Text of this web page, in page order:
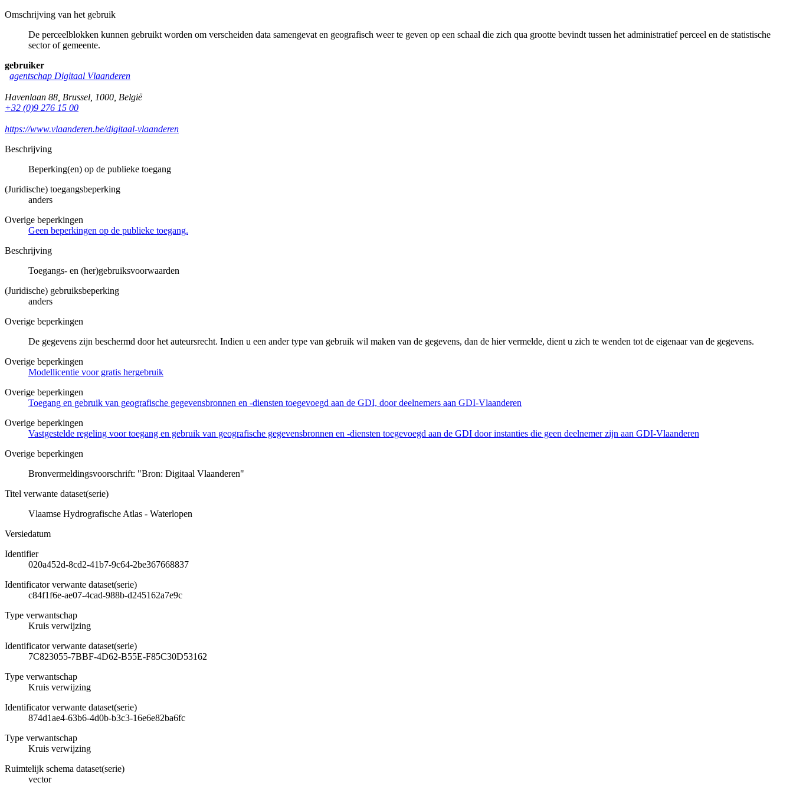
Omschrijving van het gebruik
De perceelblokken kunnen gebruikt worden om verscheiden data samengevat en geografisch weer te geven op een schaal die zich qua grootte bevindt tussen het administratief perceel en de statistische
sector of gemeente.
gebruiker
agentschap Digitaal Vlaanderen
Havenlaan 88 Brussel 1000 België
+32 (0)9 276 15 00
https://www.vlaanderen.be/digitaal-vlaanderen
Beschrijving
Beperking(en) op de publieke toegang
(Juridische) toegangsbeperking
anders
Overige beperkingen
Geen beperkingen op de publieke toegang.
Beschrijving
Toegangs- en (her)gebruiksvoorwaarden
(Juridische) gebruiksbeperking
anders
Overige beperkingen
De gegevens zijn beschermd door het auteursrecht. Indien u een ander type van gebruik wil maken van de gegevens, dan de hier vermelde, dient u zich te wenden tot de eigenaar van de gegevens.
Overige beperkingen
Modellicentie voor gratis hergebruik
Overige beperkingen
Toegang en gebruik van geografische gegevensbronnen en -diensten toegevoegd aan de GDI, door deelnemers aan GDI-Vlaanderen
Overige beperkingen
Vastgestelde regeling voor toegang en gebruik van geografische gegevensbronnen en -diensten toegevoegd aan de GDI door instanties die geen deelnemer zijn aan GDI-Vlaanderen
Overige beperkingen
Bronvermeldingsvoorschrift: "Bron: Digitaal Vlaanderen"
Titel verwante dataset(serie)
Vlaamse Hydrografische Atlas - Waterlopen
Versiedatum
Identifier
020a452d-8cd2-41b7-9c64-2be367668837
Identificator verwante dataset(serie)
c84f1f6e-ae07-4cad-988b-d245162a7e9c
Type verwantschap
Kruis verwijzing
Identificator verwante dataset(serie)
7C823055-7BBF-4D62-B55E-F85C30D53162
Type verwantschap
Kruis verwijzing
Identificator verwante dataset(serie)
874d1ae4-63b6-4d0b-b3c3-16e6e82ba6fc
Type verwantschap
Kruis verwijzing
Ruimtelijk schema dataset(serie)
vector